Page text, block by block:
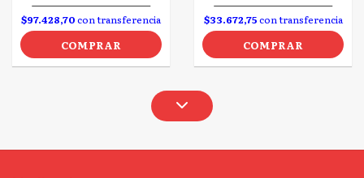
$97.428,70con transferencia
COMPRAR
$33.672,75con transferencia
COMPRAR